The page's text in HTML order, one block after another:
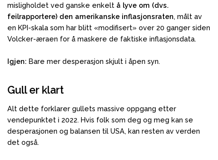
misligholdet ved ganske enkelt å lyve om (dvs.
feilrapportere) den amerikanske inflasjonsraten, målt av
en KPI-skala som har blitt «modifisert» over 20 ganger siden
Volcker-æraen for å maskere de faktiske inflasjonsdata.
Igjen: Bare mer desperasjon skjult i åpen syn.
Gull er klart
Alt dette forklarer gullets massive oppgang etter
vendepunktet i 2022. Hvis folk som deg og meg kan se
desperasjonen og balansen til USA, kan resten av verden
det også.